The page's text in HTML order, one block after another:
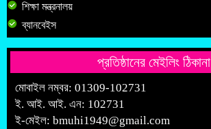
শিক্ষা মন্ত্রনালয়
ব্যানবেইস
প্রতিষ্ঠানের মেইলিং ঠিকানা
মোবাইল নম্বর: 01309-102731
ই. আই. আই. এন: 102731
ই-মেইল: bmuhi1949@gmail.com